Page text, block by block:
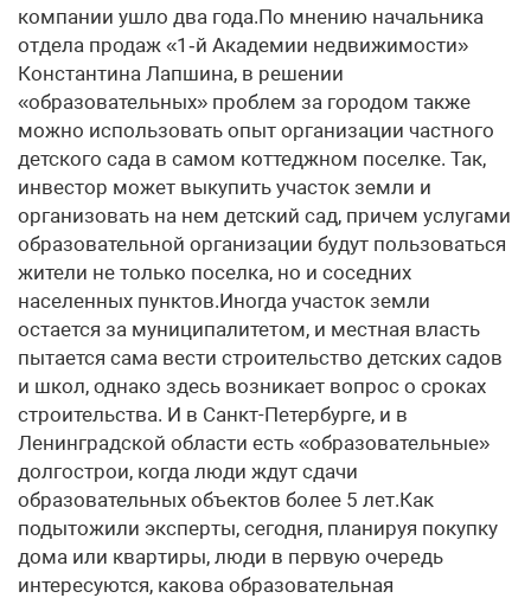
компании ушло два года.По мнению начальника
отдела продаж «1‑й Академии недвижимости»
Константина Лапшина, в решении
«образовательных» проблем за городом также
можно использовать опыт организации частного
детского сада в самом коттеджном поселке. Так,
инвестор может выкупить участок земли и
организовать на нем детский сад, причем услугами
образовательной организации будут пользоваться
жители не только поселка, но и соседних
населенных пунктов.Иногда участок земли
остается за муниципалитетом, и местная власть
пытается сама вести строительство детских садов
и школ, однако здесь возникает вопрос о сроках
строительства. И в Санкт-Петербурге, и в
Ленинградской области есть «образовательные»
долгострои, когда люди ждут сдачи
образовательных объектов более 5 лет.Как
подытожили эксперты, сегодня, планируя покупку
дома или квартиры, люди в первую очередь
интересуются, какова образовательная